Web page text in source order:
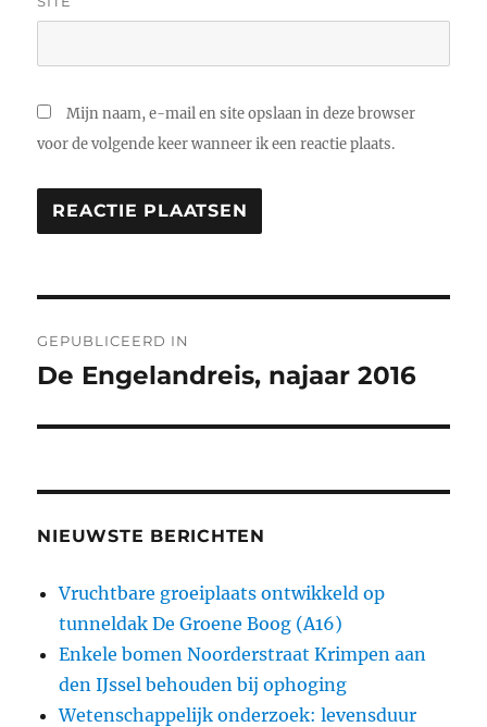
Mijn naam, e-mail en site opslaan in deze browser
voor de volgende keer wanneer ik een reactie plaats.
navigatie
GEPUBLICEERD IN
De Engelandreis, najaar 2016
NIEUWSTE BERICHTEN
Vruchtbare groeiplaats ontwikkeld op
tunneldak De Groene Boog (A16)
Enkele bomen Noorderstraat Krimpen aan
den IJssel behouden bij ophoging
Wetenschappelijk onderzoek: levensduur